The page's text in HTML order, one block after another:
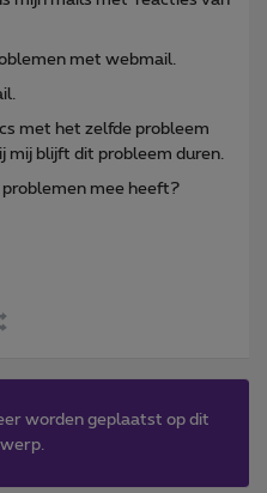
met webmail.
met het zelfde probleem
mij blijft dit probleem duren.
problemen mee heeft?
worden geplaatst op dit